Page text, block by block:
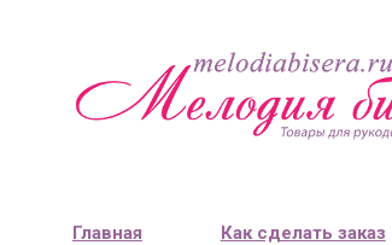
Главная Как сделать заказ